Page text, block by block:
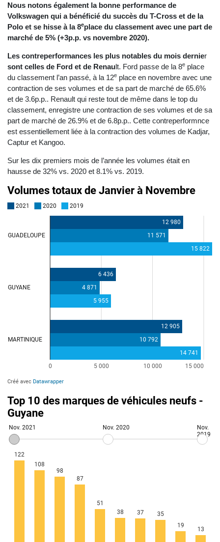
Nous notons également la bonne performance de
Volkswagen qui a bénéficié du succès du T-Cross et de la
Polo et se hisse à la 8eplace du classement avec une part de
marché de 5% (+3p.p. vs novembre 2020).
Les contreperformances les plus notables du mois dernier
sont celles de Ford et de Renault. Ford passe de la 8e place
du classement l’an passé, à la 12e place en novembre avec une
contraction de ses volumes et de sa part de marché de 65.6%
et de 3.6p.p.. Renault qui reste tout de même dans le top du
classement, enregistre une contraction de ses volumes et de sa
part de marché de 26.9% et de 6.8p.p.. Cette contreperformnce
est essentiellement liée à la contraction des volumes de Kadjar,
Captur et Kangoo.
Sur les dix premiers mois de l’année les volumes était en
hausse de 32% vs. 2020 et 8.1% vs. 2019.